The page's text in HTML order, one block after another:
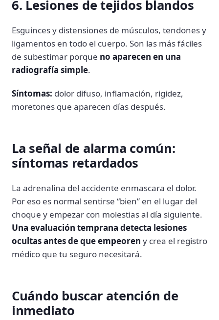
6. Lesiones de tejidos blandos
Esguinces y distensiones de músculos, tendones y
ligamentos en todo el cuerpo. Son las más fáciles
de subestimar porque no aparecen en una
radiografía simple.
Síntomas: dolor difuso, inflamación, rigidez,
moretones que aparecen días después.
La señal de alarma común:
síntomas retardados
La adrenalina del accidente enmascara el dolor.
Por eso es normal sentirse “bien” en el lugar del
choque y empezar con molestias al día siguiente.
Una evaluación temprana detecta lesiones
ocultas antes de que empeoren y crea el registro
médico que tu seguro necesitará.
Cuándo buscar atención de
inmediato